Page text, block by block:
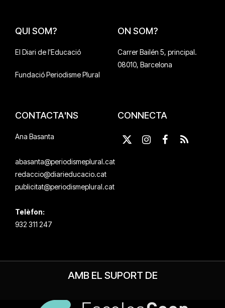
QUI SOM?
El Diari de l'Educació
Fundació Periodisme Plural
ON SOM?
Carrer Bailén 5, principal.
08010, Barcelona
CONTACTA'NS
Ana Basanta
abasanta@periodismeplural.cat
redaccio@diarieducacio.cat
publicitat@periodismeplural.cat
Telèfon:
932 311 247
CONNECTA
X
InstagramFacebook
RSS
AMB EL SUPORT DE